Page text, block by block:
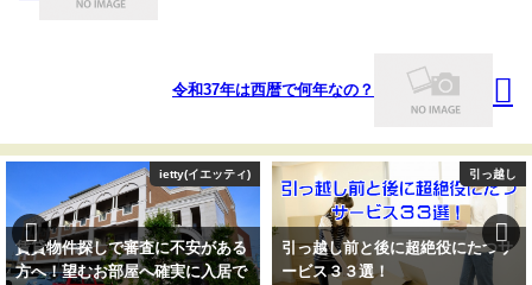
令和37年は西暦で何年なの？
ietty(イエッティ)
賃貸物件探しで審査に不安がある
方へ！望むお部屋へ確実に入居で
引っ越し
引っ越し前と後に超絶役にたつサ
ービス３３選！